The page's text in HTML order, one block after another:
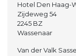
Hotel Den Haag-
Zijdeweg 54
2245 BZ
Wassenaar
Van der Valk